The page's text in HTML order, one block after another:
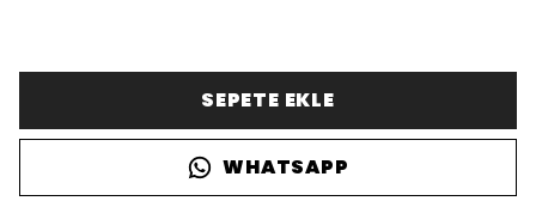
SEPETE EKLE
WHATSAPP